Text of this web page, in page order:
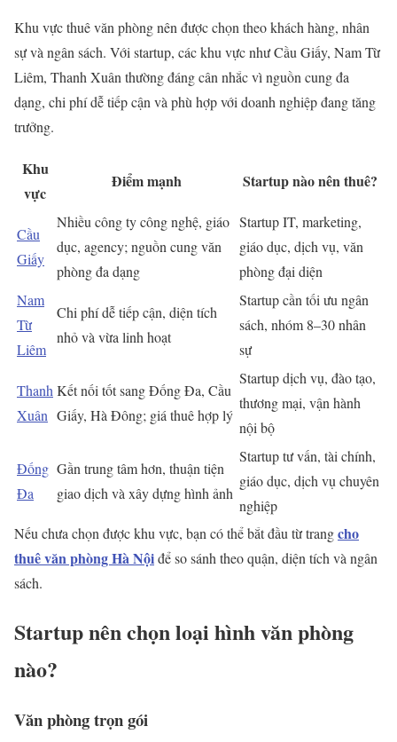
Khu vực thuê văn phòng nên được chọn theo khách hàng, nhân
sự và ngân sách. Với startup, các khu vực như Cầu Giấy, Nam Từ
Liêm, Thanh Xuân thường đáng cân nhắc vì nguồn cung đa
dạng, chi phí dễ tiếp cận và phù hợp với doanh nghiệp đang tăng
trưởng.
Khu
vực
Điểm mạnh Startup nào nên thuê?
Cầu
Giấy
Nhiều công ty công nghệ, giáo
dục, agency; nguồn cung văn
phòng đa dạng
Startup IT, marketing,
giáo dục, dịch vụ, văn
phòng đại diện
Nam
Từ
Liêm
Chi phí dễ tiếp cận, diện tích
nhỏ và vừa linh hoạt
Startup cần tối ưu ngân
sách, nhóm 8–30 nhân
sự
Thanh
Xuân
Kết nối tốt sang Đống Đa, Cầu
Giấy, Hà Đông; giá thuê hợp lý
Startup dịch vụ, đào tạo,
thương mại, vận hành
nội bộ
Đống
Đa
Gần trung tâm hơn, thuận tiện
giao dịch và xây dựng hình ảnh
Startup tư vấn, tài chính,
giáo dục, dịch vụ chuyên
nghiệp
Nếu chưa chọn được khu vực, bạn có thể bắt đầu từ trangcho
thuê văn phòng Hà Nộiđể so sánh theo quận, diện tích và ngân
sách.
Startup nên chọn loại hình văn phòng
nào?
Văn phòng trọn gói